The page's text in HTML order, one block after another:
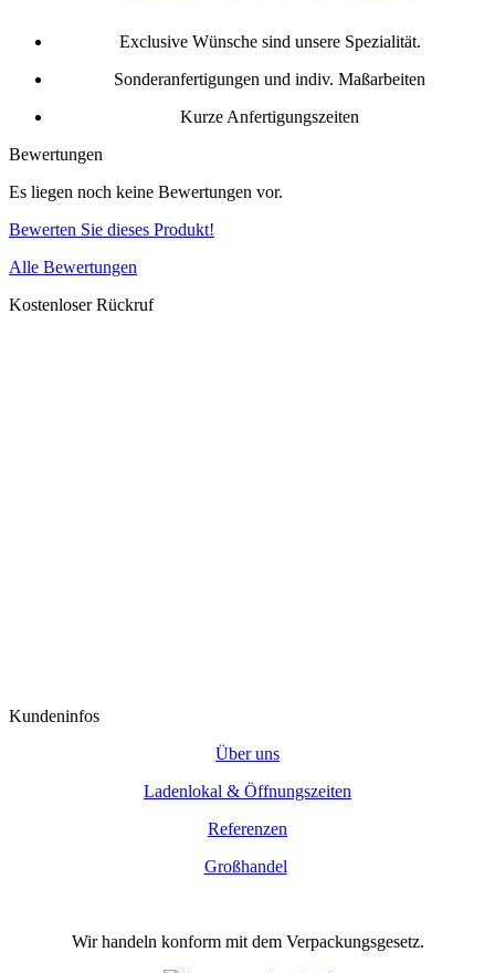
Exclusive Wünsche sind unsere Spezialität.
Sonderanfertigungen und indiv. Maßarbeiten
Kurze Anfertigungszeiten
Bewertungen
Es liegen noch keine Bewertungen vor.
Bewerten Sie dieses Produkt!
Alle Bewertungen
Kostenloser Rückruf
Kundeninfos
Über uns
Ladenlokal & Öffnungszeiten
Referenzen
Großhandel
Wir handeln konform mit dem Verpackungsgesetz.